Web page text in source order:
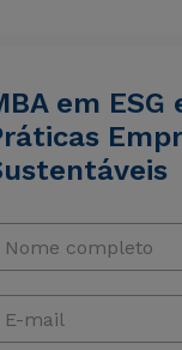
em ESG
Nome completo
E-mail